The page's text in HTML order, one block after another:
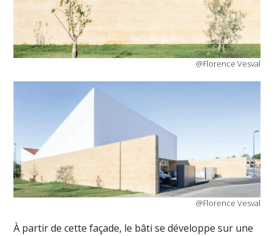
@Florence Vesval
@Florence Vesval
À partir de cette façade, le bâti se développe sur une